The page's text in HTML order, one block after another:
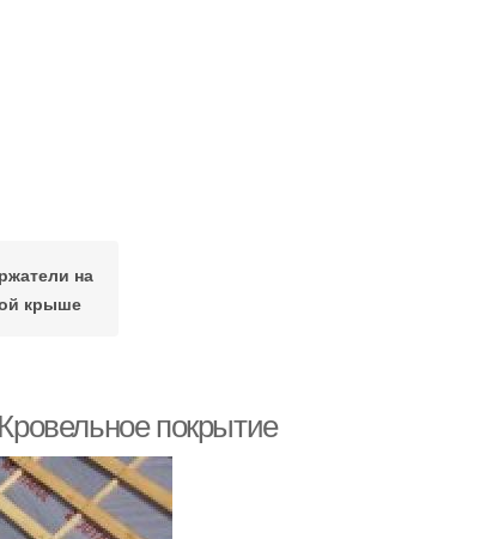
на
крыше
покрытие